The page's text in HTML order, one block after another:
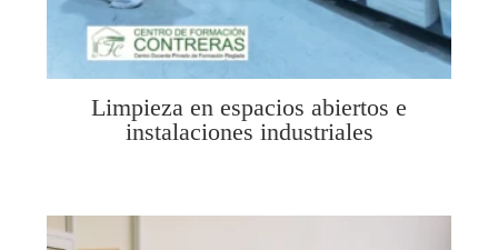
Limpieza en espacios abiertos e
instalaciones industriales